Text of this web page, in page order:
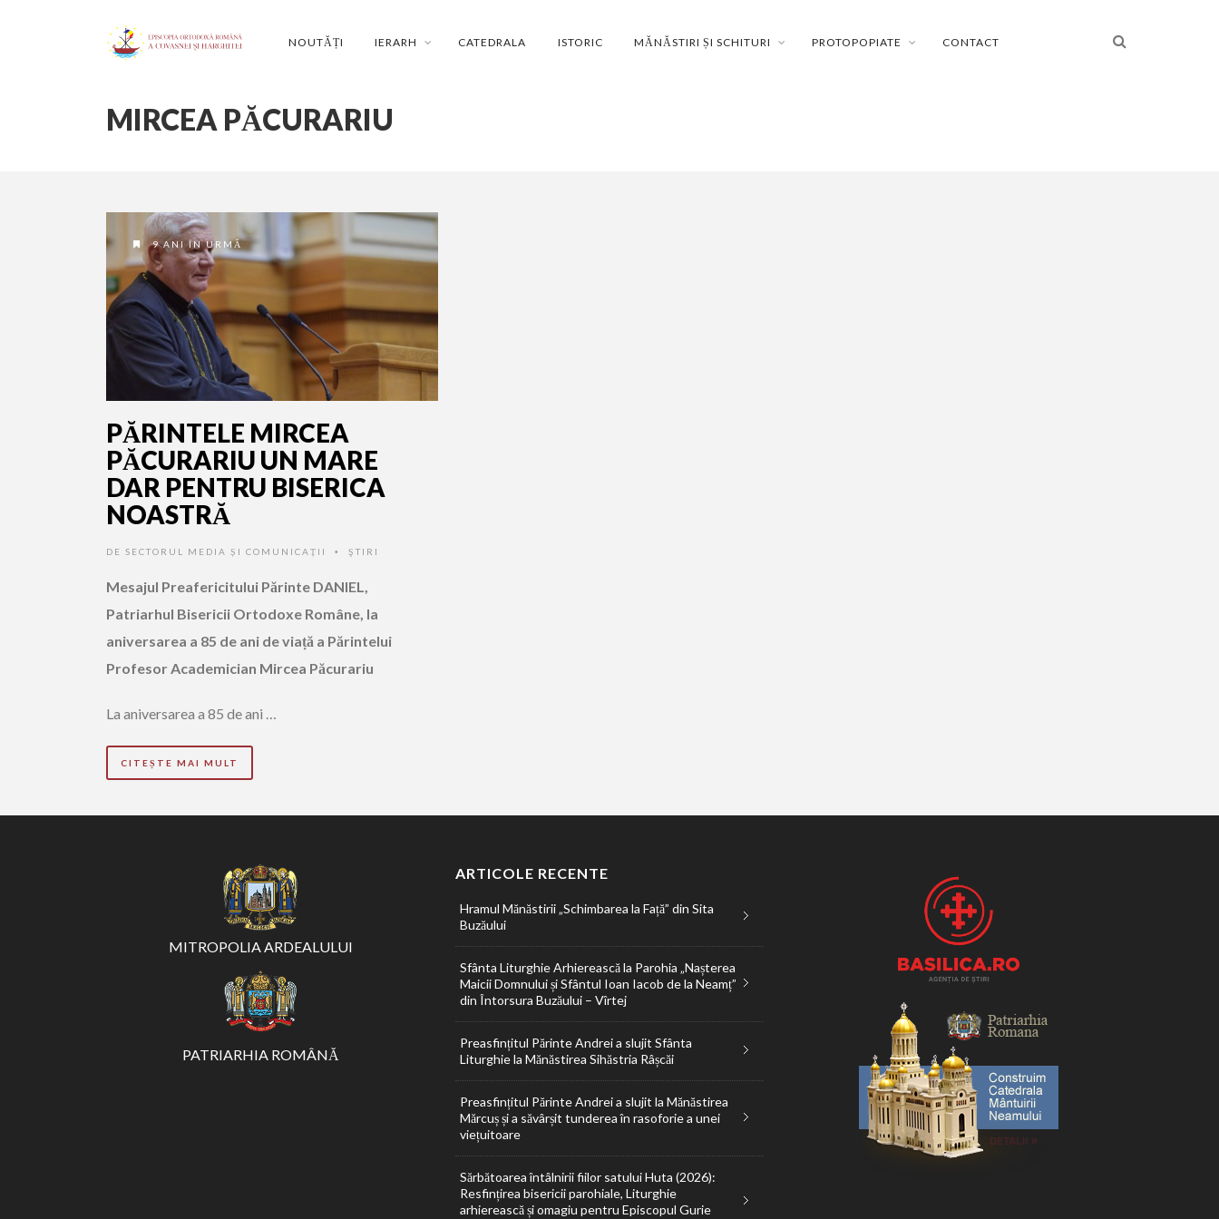
NOUTĂȚI IERARH CATEDRALA ISTORIC MĂNĂSTIRI ȘI SCHITURI PROTOPOPIATE CONTACT
MIRCEA PĂCURARIU
9 ANI ÎN URMĂ
PĂRINTELE MIRCEA
PĂCURARIU UN MARE
DAR PENTRU BISERICA
NOASTRĂ
DE SECTORUL MEDIA ȘI COMUNICAȚII • ŞTIRI
Mesajul Preafericitului Părinte DANIEL,
Patriarhul Bisericii Ortodoxe Române, la
aniversarea a 85 de ani de viață a Părintelui
Profesor Academician Mircea Păcurariu
La aniversarea a 85 de ani …
CITEȘTE MAI MULT
MITROPOLIA ARDEALULUI
PATRIARHIA ROMÂNĂ
ARTICOLE RECENTE
Hramul Mănăstirii „Schimbarea la Față” din Sita
Buzăului
Sfânta Liturghie Arhierească la Parohia „Nașterea
Maicii Domnului și Sfântul Ioan Iacob de la Neamț”
din Întorsura Buzăului – Vîrtej
Preasfințitul Părinte Andrei a slujit Sfânta
Liturghie la Mănăstirea Sihăstria Râșcăi
Preasfințitul Părinte Andrei a slujit la Mănăstirea
Mărcuș și a săvârșit tunderea în rasoforie a unei
viețuitoare
Sărbătoarea întâlnirii fiilor satului Huta (2026):
Resfințirea bisericii parohiale, Liturghie
arhierească și omagiu pentru Episcopul Gurie